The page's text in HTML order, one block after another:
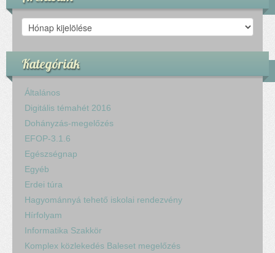
Archívum
Kategóriák
Általános
Digitális témahét 2016
Dohányzás-megelőzés
EFOP-3.1.6
Egészségnap
Egyéb
Erdei túra
Hagyománnyá tehető iskolai rendezvény
Hírfolyam
Informatika Szakkör
Komplex közlekedés Baleset megelőzés